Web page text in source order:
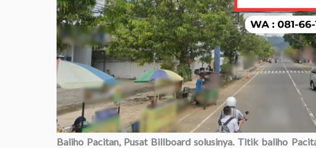
Baliho Pacitan, Pusat Billboard solusinya. Titik baliho